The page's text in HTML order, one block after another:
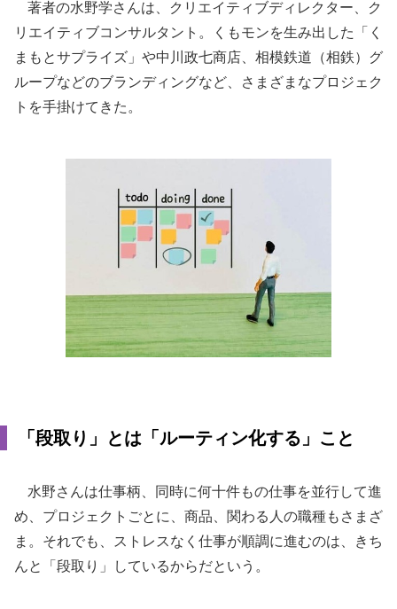
著者の水野学さんは、クリエイティブディレクター、ク
リエイティブコンサルタント。くもモンを生み出した「く
まもとサプライズ」や中川政七商店、相模鉄道（相鉄）グ
ループなどのブランディングなど、さまざまなプロジェク
トを手掛けてきた。
「段取り」とは「ルーティン化する」こと
水野さんは仕事柄、同時に何十件もの仕事を並行して進
め、プロジェクトごとに、商品、関わる人の職種もさまざ
ま。それでも、ストレスなく仕事が順調に進むのは、きち
んと「段取り」しているからだという。